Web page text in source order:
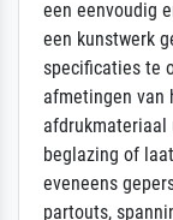
een eenvoudig
een kunstwerk
specificaties te
afmetingen van
afdrukmateriaal
beglazing of
eveneens
partouts,